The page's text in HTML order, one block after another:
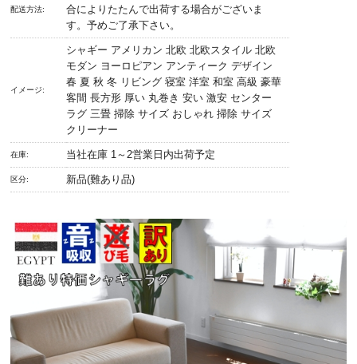
配送方法:
合によりたたんで出荷する場合がございま
す。予めご了承下さい。
イメージ:
シャギー アメリカン 北欧 北欧スタイル 北欧
モダン ヨーロピアン アンティーク デザイン
春 夏 秋 冬 リビング 寝室 洋室 和室 高級 豪華
客間 長方形 厚い 丸巻き 安い 激安 センター
ラグ 三畳 掃除 サイズ おしゃれ 掃除 サイズ
クリーナー
在庫: 当社在庫 1～2営業日内出荷予定
区分: 新品(難あり品)